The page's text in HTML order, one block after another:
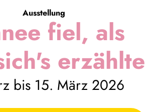
Ausstellung
fiel, als
erzählte
bis 15. März 2026